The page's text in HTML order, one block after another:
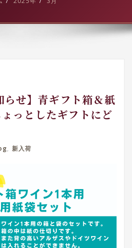
切
らせ】青ギフト箱＆紙
っとしたギフトにど
, 新入荷